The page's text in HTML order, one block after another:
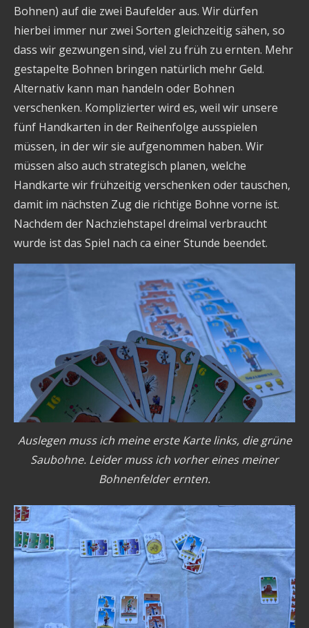
Bohnen) auf die zwei Baufelder aus. Wir dürfen
hierbei immer nur zwei Sorten gleichzeitig sähen, so
dass wir gezwungen sind, viel zu früh zu ernten. Mehr
gestapelte Bohnen bringen natürlich mehr Geld.
Alternativ kann man handeln oder Bohnen
verschenken. Komplizierter wird es, weil wir unsere
fünf Handkarten in der Reihenfolge ausspielen
müssen, in der wir sie aufgenommen haben. Wir
müssen also auch strategisch planen, welche
Handkarte wir frühzeitig verschenken oder tauschen,
damit im nächsten Zug die richtige Bohne vorne ist.
Nachdem der Nachziehstapel dreimal verbraucht
wurde ist das Spiel nach ca einer Stunde beendet.
Auslegen muss ich meine erste Karte links, die grüne
Saubohne. Leider muss ich vorher eines meiner
Bohnenfelder ernten.